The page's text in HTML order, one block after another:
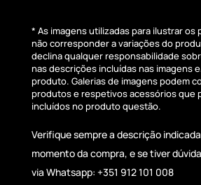
* As imagens utilizadas para ilustrar os
não corresponder a variações do
declina qualquer responsabilidade
nas descrições incluídas nas imagens
produto. Galerias de imagens podem
produtos e respetivos acessórios que
incluídos no produto questão.
Verifique sempre a descrição
momento da compra, e se tiver
via Whatsapp: +351 912 101 008